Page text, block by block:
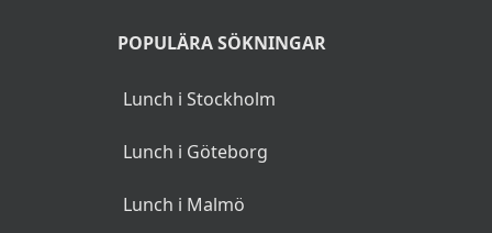
POPULÄRA SÖKNINGAR
Lunch i Stockholm
Lunch i Göteborg
Lunch i Malmö